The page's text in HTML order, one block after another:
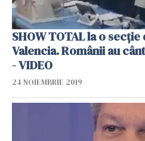
SHOW TOTAL la o
Valencia. Românii au
- VIDEO
24 NOIEMBRIE 2019